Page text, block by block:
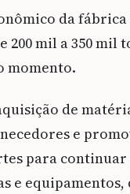
da
200 mil a 350
momento.
de
e
para continuar
e